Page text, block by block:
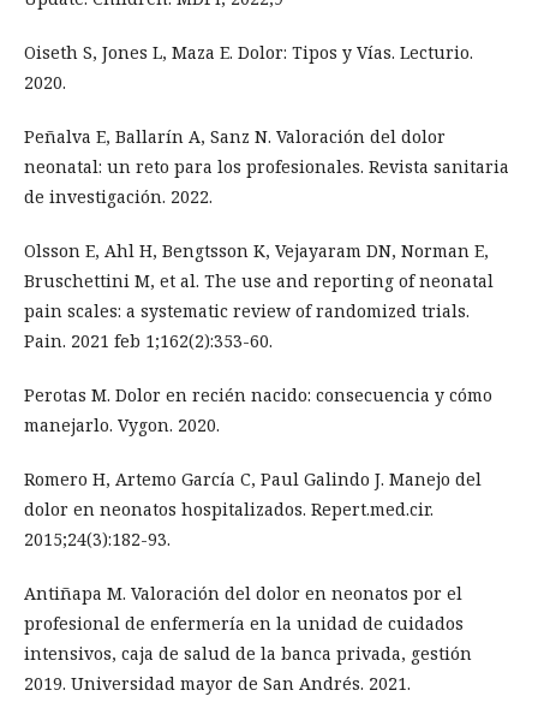
Oiseth S, Jones L, Maza E. Dolor: Tipos y Vías. Lecturio.
2020.
Peñalva E, Ballarín A, Sanz N. Valoración del dolor
neonatal: un reto para los profesionales. Revista sanitaria
de investigación. 2022.
Olsson E, Ahl H, Bengtsson K, Vejayaram DN, Norman E,
Bruschettini M, et al. The use and reporting of neonatal
pain scales: a systematic review of randomized trials.
Pain. 2021 feb 1;162(2):353-60.
Perotas M. Dolor en recién nacido: consecuencia y cómo
manejarlo. Vygon. 2020.
Romero H, Artemo García C, Paul Galindo J. Manejo del
dolor en neonatos hospitalizados. Repert.med.cir.
2015;24(3):182-93.
Antiñapa M. Valoración del dolor en neonatos por el
profesional de enfermería en la unidad de cuidados
intensivos, caja de salud de la banca privada, gestión
2019. Universidad mayor de San Andrés. 2021.